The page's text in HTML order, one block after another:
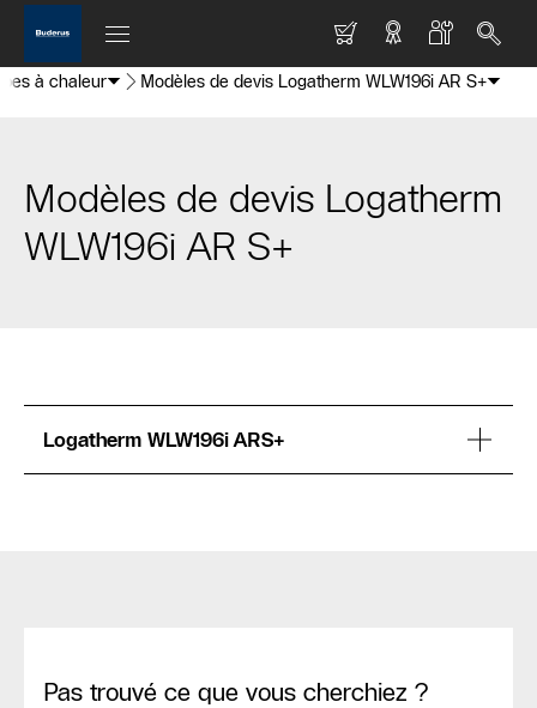
à chaleur Modèles de devis Logatherm WLW196i AR S+
Modèles de devis Logatherm
WLW196i AR S+
Logatherm WLW196i ARS+
Pas trouvé ce que vous cherchiez ?